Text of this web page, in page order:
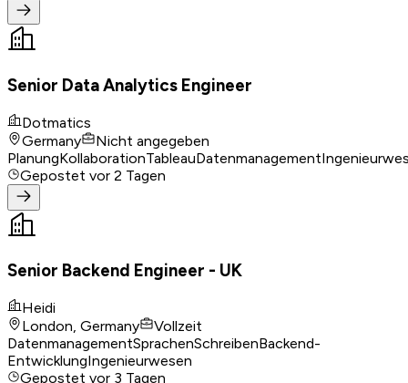
Senior Data Analytics Engineer
Dotmatics
Germany
Nicht angegeben
PlanungKollaborationTableauDatenmanagement
Gepostet vor 2 Tagen
Senior Backend Engineer - UK
Heidi
London, Germany
Vollzeit
DatenmanagementSprachenSchreibenBackend-
EntwicklungIngenieurwesen
Gepostet vor 3 Tagen